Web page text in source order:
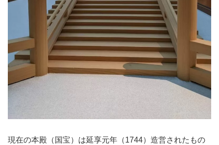
現在の本殿（国宝）は延享元年（1744）造営されたもの